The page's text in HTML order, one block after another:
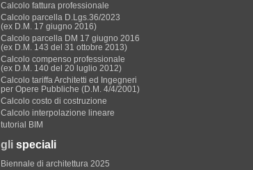
Calcolo fattura professionale
Calcolo parcella D.Lgs.36/2023
(ex D.M. 17 giugno 2016)
Calcolo parcella DM 17 giugno 2016
(ex D.M. 143 del 31 ottobre 2013)
Calcolo compenso professionale
(ex D.M. 140 del 20 luglio 2012)
Calcolo tariffa Architetti ed Ingegneri
per Opere Pubbliche (D.M. 4/4/2001)
Calcolo costo di costruzione
Calcolo interpolazione lineare
tutorial BIM
gli speciali
Biennale di architettura 2025